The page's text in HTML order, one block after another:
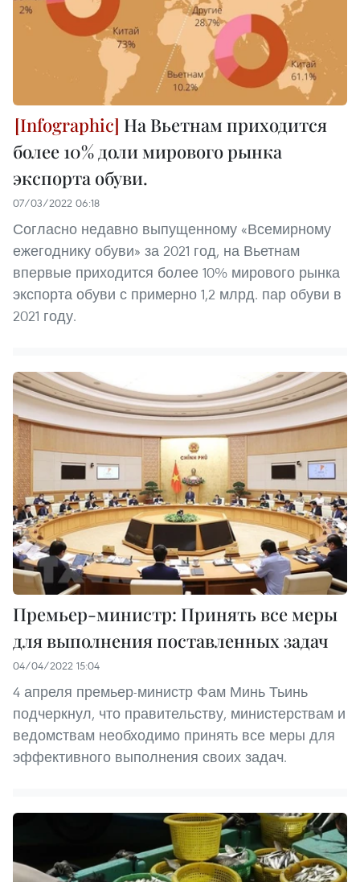
На Вьетнам приходится
более 10% доли мирового рынка
экспорта обуви.
07/03/2022 06:18
Согласно недавно выпущенному «Всемирному
ежегоднику обуви» за 2021 год, на Вьетнам
впервые приходится более 10% мирового рынка
экспорта обуви с примерно 1,2 млрд. пар обуви в
2021 году.
Премьер-министр: Принять все меры
для выполнения поставленных задач
04/04/2022 15:04
4 апреля премьер-министр Фам Минь Тьинь
подчеркнул, что правительству, министерствам и
ведомствам необходимо принять все меры для
эффективного выполнения своих задач.